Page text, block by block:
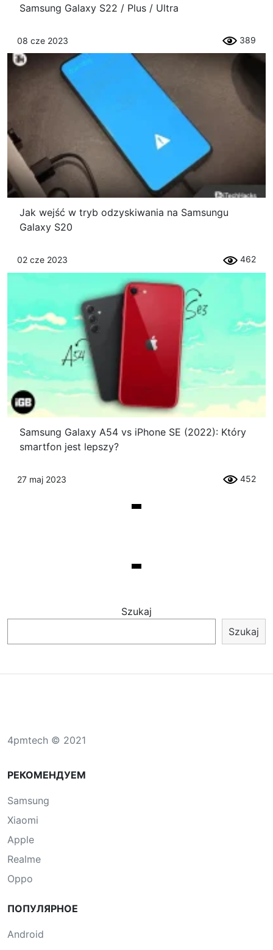
Samsung Galaxy S22 / Plus / Ultra
08 cze 2023 389
Jak wejść w tryb odzyskiwania na Samsungu
Galaxy S20
02 cze 2023 462
Samsung Galaxy A54 vs iPhone SE (2022): Który
smartfon jest lepszy?
27 maj 2023 452
Szukaj
Szukaj
4pmtech © 2021
РЕКОМЕНДУЕМ
Samsung
Xiaomi
Apple
Realme
Oppo
ПОПУЛЯРНОЕ
Android